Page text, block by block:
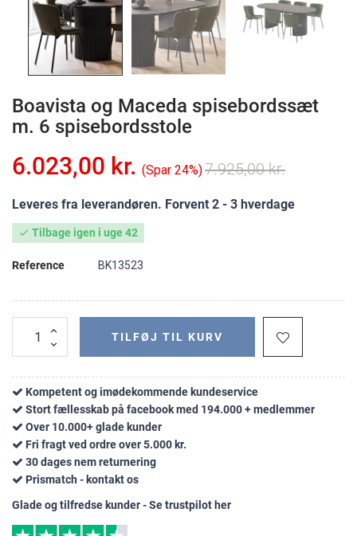
Boavista og Maceda spisebordssæt
m. 6 spisebordsstole
6.023,00 kr. Spar 24% 7.925,00 kr.
Leveres fra leverandøren. Forvent 2 - 3 hverdage
 Tilbage igen i uge 42
Reference BK13523
TILFØJ TIL KURV
Kompetent og imødekommende kundeservice
Stort fællesskab på facebook med 194.000 + medlemmer
Over 10.000+ glade kunder
Fri fragt ved ordre over 5.000 kr.
30 dages nem returnering
Prismatch - kontakt os
Glade og tilfredse kunder - Se trustpilot her